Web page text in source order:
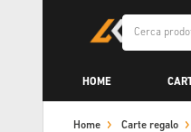
HOME
Home Carte regalo